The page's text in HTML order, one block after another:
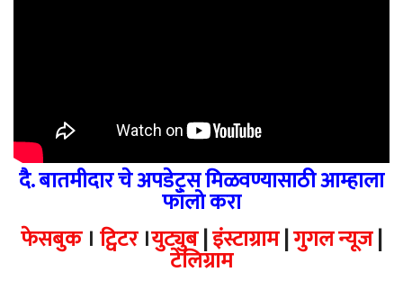
दै. बातमीदार चे अपडेट्स मिळवण्यासाठी आम्हाला
फॉलो करा
फेसबुक। ट्विटर।युट्युब|इंस्टाग्राम|गुगल न्यूज|
टेलिग्राम